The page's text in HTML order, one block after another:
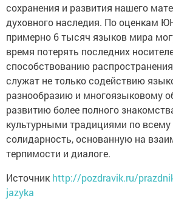
сохранения и развития нашего
духовного наследия. По оценкам
примерно 6 тысяч языков мира
время потерять последних
способствованию
служат не только содействию
разнообразию и многоязыковому
развитию более полного
культурными традициями по всему
солидарность, основанную на
терпимости и диалоге.
Источник http://pozdravik.ru/
jazyka